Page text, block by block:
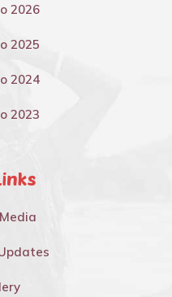
2026
2025
2024
2023